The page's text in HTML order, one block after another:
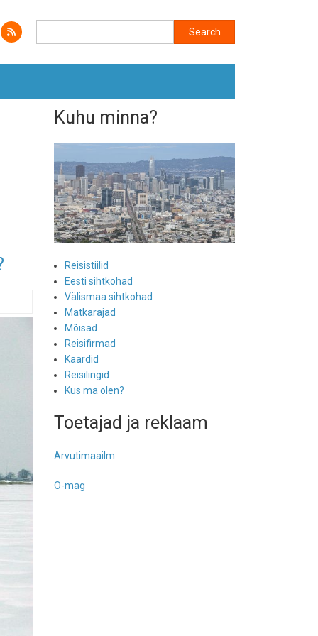
Kuhu minna?
Reisistiilid
Eesti sihtkohad
Välismaa sihtkohad
Matkarajad
Mõisad
Reisifirmad
Kaardid
Reisilingid
Kus ma olen?
Toetajad ja reklaam
Arvutimaailm
O-mag